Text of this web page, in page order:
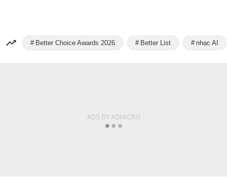
Better Choice Awards 2026 Better List nhạc AI